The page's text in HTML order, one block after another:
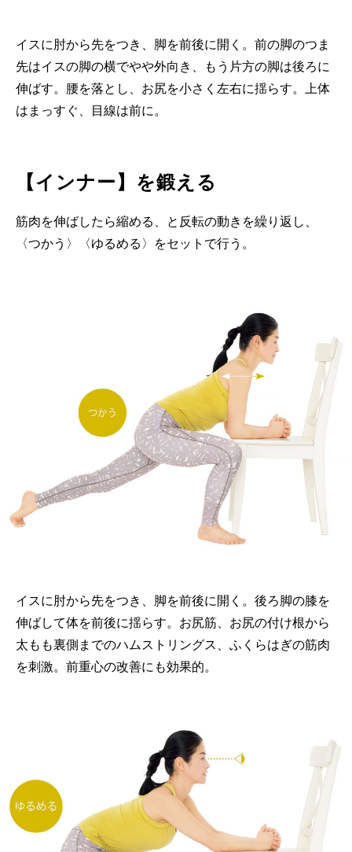
イスに肘から先をつき、脚を前後に開く。前の脚のつま
先はイスの脚の横でやや外向き、もう片方の脚は後ろに
伸ばす。腰を落とし、お尻を小さく左右に揺らす。上体
はまっすぐ、目線は前に。
【インナー】を鍛える
筋肉を伸ばしたら縮める、と反転の動きを繰り返し、
〈つかう〉〈ゆるめる〉をセットで行う。
イスに肘から先をつき、脚を前後に開く。後ろ脚の膝を
伸ばして体を前後に揺らす。お尻筋、お尻の付け根から
太もも裏側までのハムストリングス、ふくらはぎの筋肉
を刺激。前重心の改善にも効果的。